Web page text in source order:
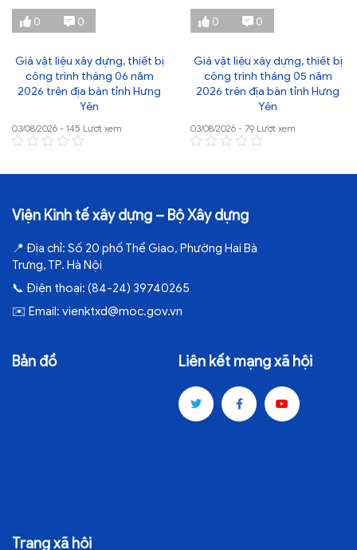
0 0
Giá vật liệu xây dựng, thiết bị
công trình tháng 06 năm
2026 trên địa bàn tỉnh Hưng
Yên
03/08/2026 - 145 Lượt xem
0 0
Giá vật liệu xây dựng, thiết bị
công trình tháng 05 năm
2026 trên địa bàn tỉnh Hưng
Yên
03/08/2026 - 79 Lượt xem
Viện Kinh tế xây dựng – Bộ Xây dựng
📍 Địa chỉ: Số 20 phố Thể Giao, Phường Hai Bà
Trưng, TP. Hà Nội
📞 Điện thoại: (84-24) 39740265
✉️ Email: vienktxd@moc.gov.vn
Bản đồ Liên kết mạng xã hội
Trang xã hội